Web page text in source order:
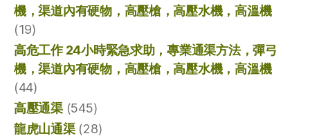
機，渠道內有硬物，高壓槍，高壓水機，高溫機
(19)
高危工作 24小時緊急求助，專業通渠方法，彈弓
機，渠道內有硬物，高壓槍，高壓水機，高溫機
(44)
高壓通渠(545)
龍虎山通渠(28)